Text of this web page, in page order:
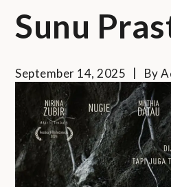
Sunu
September 14, 2025 By